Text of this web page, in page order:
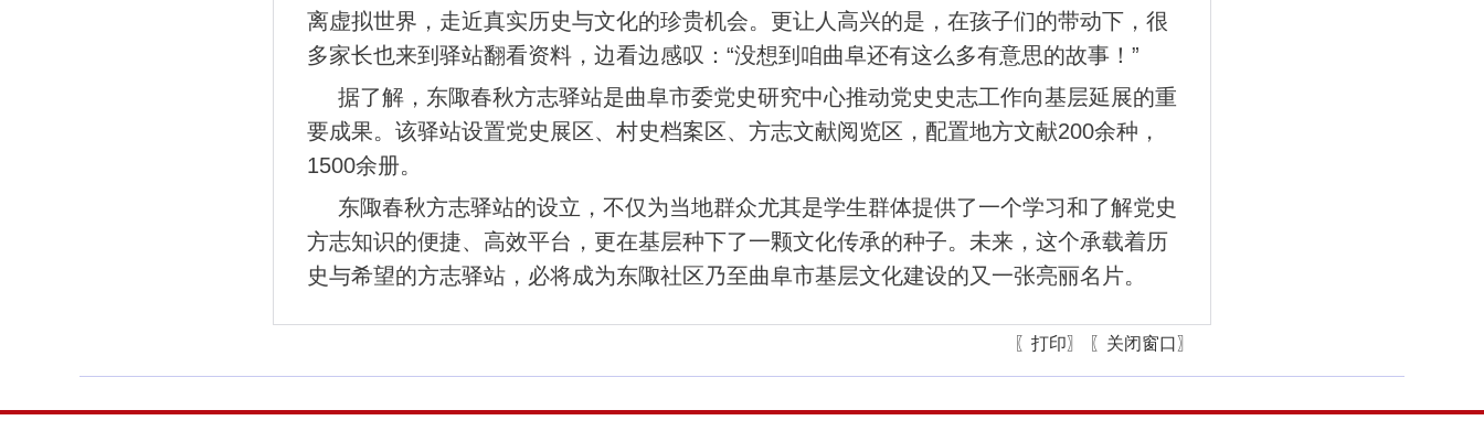
离虚拟世界，走近真实历史与文化的珍贵机会。更让人高兴的是，在孩子们的带动下，很
多家长也来到驿站翻看资料，边看边感叹：“没想到咱曲阜还有这么多有意思的故事！”
据了解，东陬春秋方志驿站是曲阜市委党史研究中心推动党史史志工作向基层延展的重
要成果。该驿站设置党史展区、村史档案区、方志文献阅览区，配置地方文献200余种，
1500余册。
东陬春秋方志驿站的设立，不仅为当地群众尤其是学生群体提供了一个学习和了解党史
方志知识的便捷、高效平台，更在基层种下了一颗文化传承的种子。未来，这个承载着历
史与希望的方志驿站，必将成为东陬社区乃至曲阜市基层文化建设的又一张亮丽名片。
〖打印〗 〖关闭窗口〗